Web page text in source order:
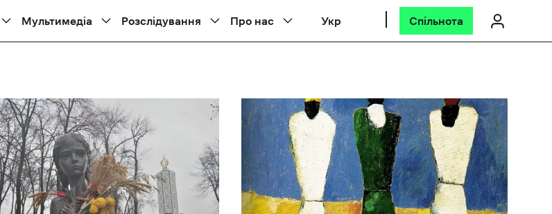
Мультимедіа Розслідування Про нас Укр Спільнота